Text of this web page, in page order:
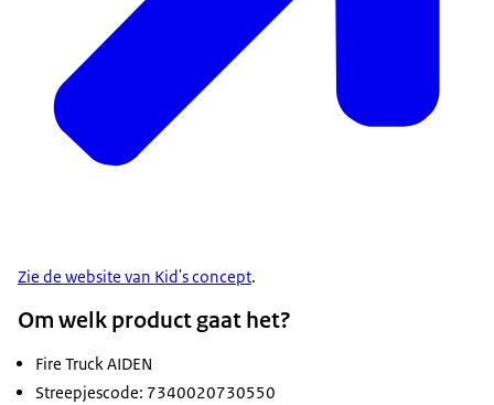
Zie de website van Kid's concept.
Om welk product gaat het?
Fire Truck AIDEN
Streepjescode: 7340020730550